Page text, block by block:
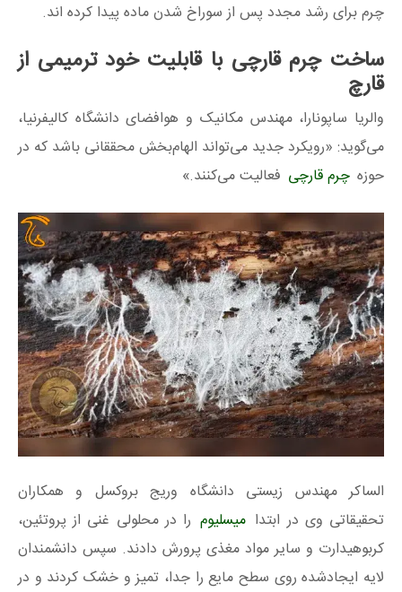
چرم برای رشد مجدد پس از سوراخ شدن ماده پیدا کرده اند.
ساخت چرم قارچی با قابلیت خود ترمیمی از
قارچ
والریا ساپونارا، مهندس مکانیک و هوافضای دانشگاه کالیفرنیا،
می‌گوید: «رویکرد جدید می‌تواند الهام‌بخش محققانی باشد که در
حوزه چرم قارچی فعالیت می‌کنند.»
الساکر مهندس زیستی دانشگاه وریج بروکسل و همکاران
تحقیقاتی وی در ابتدا میسلیوم را در محلولی غنی از پروتئین،
کربوهیدارت و سایر مواد مغذی پرورش دادند. سپس دانشمندان
لایه ایجادشده روی سطح مایع را جدا، تمیز و خشک کردند و در